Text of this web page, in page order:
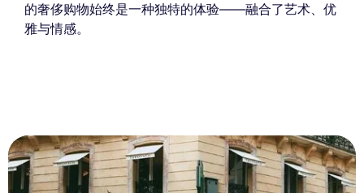
的奢侈购物始终是一种独特的体验——融合了艺术、优
雅与情感。